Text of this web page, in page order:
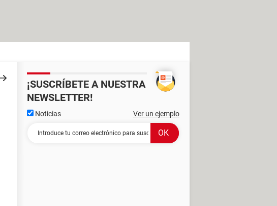
¡SUSCRÍBETE A NUESTRA
NEWSLETTER!
Noticias Ver un ejemplo